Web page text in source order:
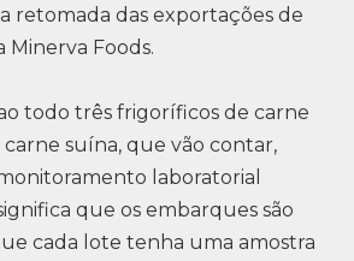
retomada das exportações de
Minerva Foods.
todo três frigoríficos de carne
suína, que vão contar,
laboratorial
que os embarques são
cada lote tenha uma amostra